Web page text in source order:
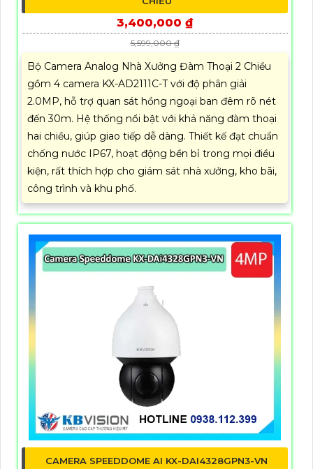
3,400,000 ₫
5,599,000 ₫
Bộ Camera Analog Nhà Xưởng Đàm Thoại 2 Chiều
gồm 4 camera KX-AD2111C-T với độ phân giải
2.0MP, hỗ trợ quan sát hồng ngoại ban đêm rõ nét
đến 30m. Hệ thống nổi bật với khả năng đàm thoại
hai chiều, giúp giao tiếp dễ dàng. Thiết kế đạt chuẩn
chống nước IP67, hoạt động bền bỉ trong mọi điều
kiện, rất thích hợp cho giám sát nhà xưởng, kho bãi,
công trình và khu phố.
CAMERA SPEEDDOME AI KX-DAI4328GPN3-VN